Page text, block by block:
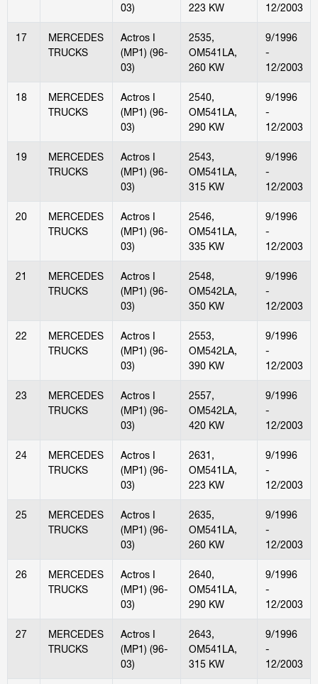
03)
223 KW
12/2003
17
MERCEDES
TRUCKS
Actros I
(MP1) (96-
03)
2535,
OM541LA,
260 KW
9/1996
-
12/2003
18
MERCEDES
TRUCKS
Actros I
(MP1) (96-
03)
2540,
OM541LA,
290 KW
9/1996
-
12/2003
19
MERCEDES
TRUCKS
Actros I
(MP1) (96-
03)
2543,
OM541LA,
315 KW
9/1996
-
12/2003
20
MERCEDES
TRUCKS
Actros I
(MP1) (96-
03)
2546,
OM541LA,
335 KW
9/1996
-
12/2003
21
MERCEDES
TRUCKS
Actros I
(MP1) (96-
03)
2548,
OM542LA,
350 KW
9/1996
-
12/2003
22
MERCEDES
TRUCKS
Actros I
(MP1) (96-
03)
2553,
OM542LA,
390 KW
9/1996
-
12/2003
23
MERCEDES
TRUCKS
Actros I
(MP1) (96-
03)
2557,
OM542LA,
420 KW
9/1996
-
12/2003
24
MERCEDES
TRUCKS
Actros I
(MP1) (96-
03)
2631,
OM541LA,
223 KW
9/1996
-
12/2003
25
MERCEDES
TRUCKS
Actros I
(MP1) (96-
03)
2635,
OM541LA,
260 KW
9/1996
-
12/2003
26
MERCEDES
TRUCKS
Actros I
(MP1) (96-
03)
2640,
OM541LA,
290 KW
9/1996
-
12/2003
27
MERCEDES
TRUCKS
Actros I
(MP1) (96-
03)
2643,
OM541LA,
315 KW
9/1996
-
12/2003